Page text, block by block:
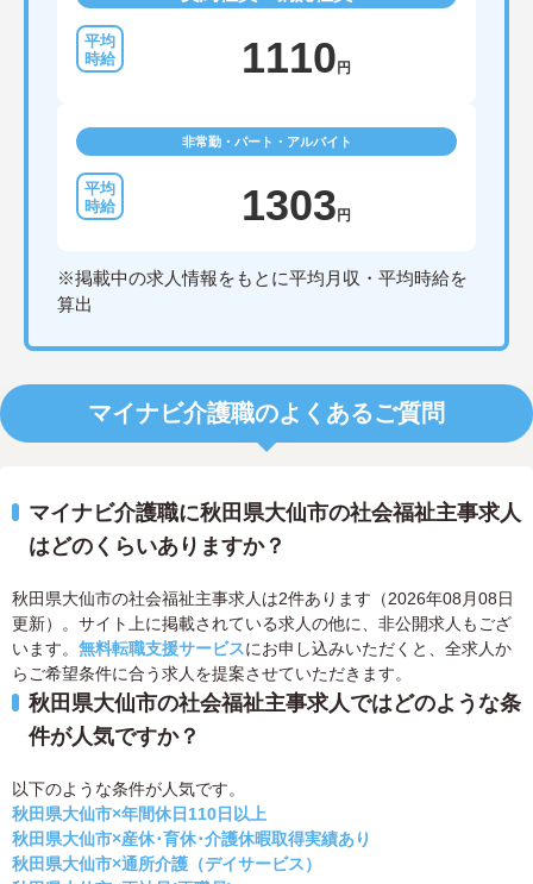
1110 円
非常勤・パート・アルバイト
1303 円
※掲載中の求人情報をもとに平均月収・平均時給を
算出
マイナビ介護職のよくあるご質問
マイナビ介護職に秋田県大仙市の社会福祉主事求人
はどのくらいありますか？
秋田県大仙市の社会福祉主事求人は2件あります（2026年08月08日
更新）。サイト上に掲載されている求人の他に、非公開求人もござ
います。 無料転職支援サービスにお申し込みいただくと、全求人か
らご希望条件に合う求人を提案させていただきます。
秋田県大仙市の社会福祉主事求人ではどのような条
件が人気ですか？
以下のような条件が人気です。
秋田県大仙市×年間休日110日以上
秋田県大仙市×産休･育休･介護休暇取得実績あり
秋田県大仙市×通所介護（デイサービス）